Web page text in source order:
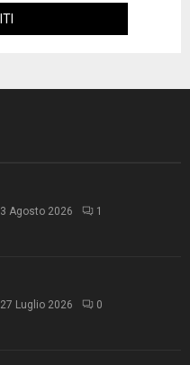
3 Agosto 2026 1
27 Luglio 2026 0